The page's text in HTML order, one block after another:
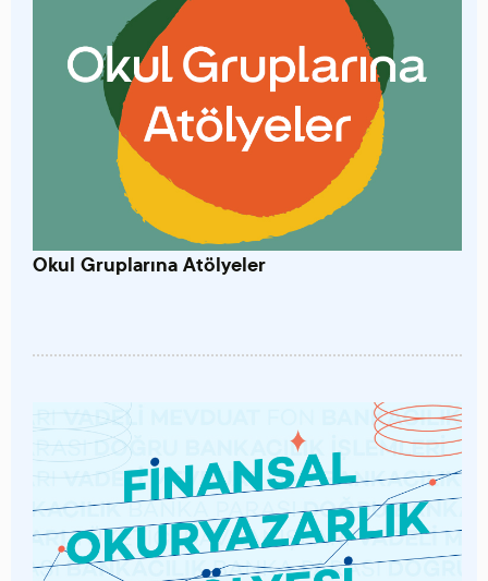
Okul Gruplarına Atölyeler